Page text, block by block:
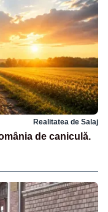
Realitatea de Salaj
de caniculă.